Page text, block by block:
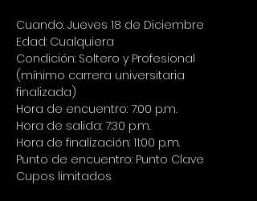
Cuando: Jueves 18 de Diciembre
Edad: Cualquiera
Condición: Soltero y Profesional
(mínimo carrera universitaria
finalizada)
Hora de encuentro: 7:00 p.m.
Hora de salida: 7:30 p.m.
Hora de finalización: 11:00 p.m.
Punto de encuentro: Punto Clave
Cupos limitados